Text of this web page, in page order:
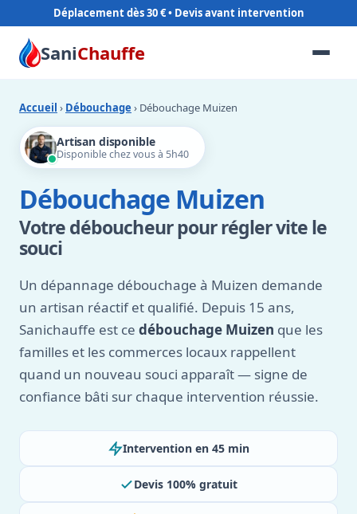
Déplacement dès 30 €
SaniChauffe
Accueil › Débouchage › Débouchage Muizen
Artisan disponible
Disponible chez vous à 5h40
Débouchage Muizen
Votre déboucheur pour régler vite le
souci
Un dépannage débouchage à Muizen demande
un artisan réactif et qualifié. Depuis 15 ans,
Sanichauffe est ce débouchage Muizen que les
familles et les commerces locaux rappellent
quand un nouveau souci apparaît — signe de
confiance bâti sur chaque intervention réussie.
Intervention en 45 min
Devis 100% gratuit